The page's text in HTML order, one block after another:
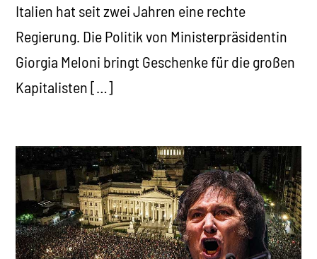
Italien hat seit zwei Jahren eine rechte
Regierung. Die Politik von Ministerpräsidentin
Giorgia Meloni bringt Geschenke für die großen
Kapitalisten […]